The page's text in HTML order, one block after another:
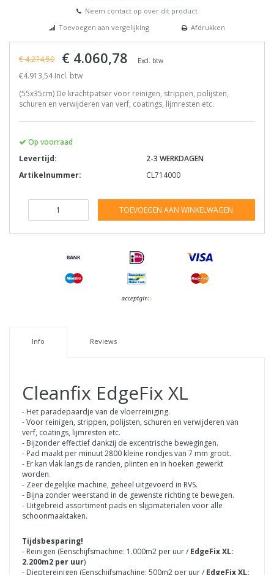
Neem contact op over dit product
Toevoegen aan vergelijking
Afdrukken
€ 4.274,50 € 4.060,78 Excl. btw
€4.913,54 Incl. btw
(55x35cm) De krachtpatser voor reinigen, strippen, polijsten,
schuren en verwijderen van verf, coatings, lijmresten etc.
Op voorraad
Levertijd:
2-3 WERKDAGEN
Artikelnummer:
CL714000
TOEVOEGEN AAN WINKELWAGEN
Info Reviews
Cleanfix EdgeFix XL
- Het paradepaardje van de vloerreiniging.
- Voor reinigen, strippen, polijsten, schuren en verwijderen van
verf, coatings, lijmresten etc.
- Bijzonder effectief dankzij de excentrische bewegingen.
- Pad maakt per minuut 2800 kleine rondjes van 7 mm groot.
- Er kan vlak langs de randen, plinten en in hoeken gewerkt
worden.
- Zeer degelijke machine, geheel uitgevoerd in RVS.
- Bijna zonder weerstand in de gewenste richting te bewegen.
- Uitgebreid assortiment pads en slijpmaterialen voor alle
schoonmaaktaken.
Tijdsbesparing!
- Reinigen (Eenschijfsmachine: 1.000m2 per uur / EdgeFix XL:
2.200m2 per uur)
- Dieptereinigen (Eenschijfsmachine: 500m2 per uur / EdgeFix XL: